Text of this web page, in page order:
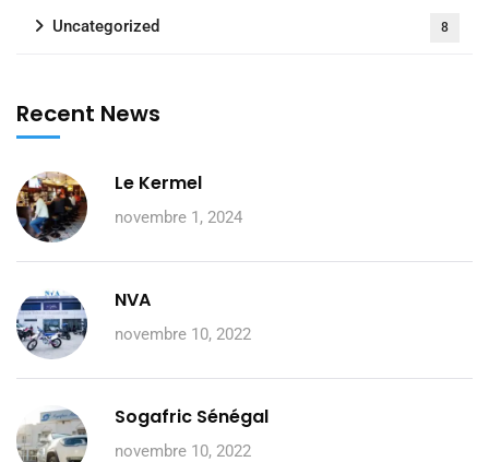
Uncategorized 8
Recent News
Le Kermel
novembre 1, 2024
NVA
novembre 10, 2022
Sogafric Sénégal
novembre 10, 2022